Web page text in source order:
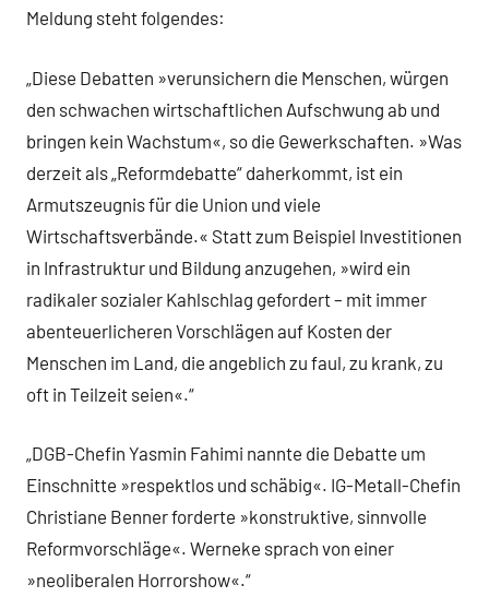
Meldung steht folgendes:
„Diese Debatten »verunsichern die Menschen, würgen
den schwachen wirtschaftlichen Aufschwung ab und
bringen kein Wachstum«, so die Gewerkschaften. »Was
derzeit als „Reformdebatte“ daherkommt, ist ein
Armutszeugnis für die Union und viele
Wirtschaftsverbände.« Statt zum Beispiel Investitionen
in Infrastruktur und Bildung anzugehen, »wird ein
radikaler sozialer Kahlschlag gefordert – mit immer
abenteuerlicheren Vorschlägen auf Kosten der
Menschen im Land, die angeblich zu faul, zu krank, zu
oft in Teilzeit seien«.“
„DGB-Chefin Yasmin Fahimi nannte die Debatte um
Einschnitte »respektlos und schäbig«. IG-Metall-Chefin
Christiane Benner forderte »konstruktive, sinnvolle
Reformvorschläge«. Werneke sprach von einer
»neoliberalen Horrorshow«.“